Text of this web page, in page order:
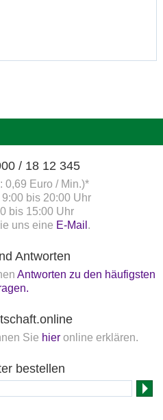
/ 18 12 345
0,69 Euro / Min.)*
9:00 bis 20:00 Uhr
bis 15:00 Uhr
uns eine E-Mail .
Antworten
Antworten zu den häufigsten
Sie hier online erklären.
bestellen